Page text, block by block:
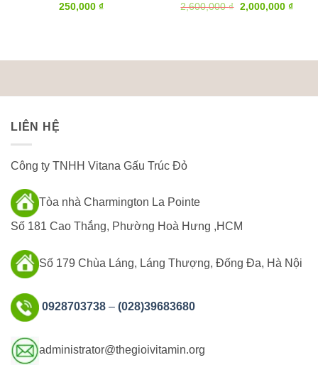
250,000 ₫ 2,600,000₫ Giá
2,000,000 ₫Giá
LIÊN HỆ
Công ty TNHH Vitana Gấu Trúc Đỏ
Tòa nhà Charmington La Pointe
Số 181 Cao Thắng, Phường Hoà Hưng ,HCM
Số 179 Chùa Láng, Láng Thượng, Đống Đa, Hà Nội
0928703738 – (028)39683680
administrator@thegioivitamin.org